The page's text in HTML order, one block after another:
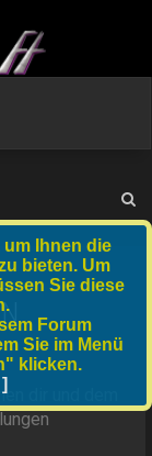
u
dir und dem
Ihnen die
bieten. Um
Sie diese
Forum
Sie im Menü
klicken.